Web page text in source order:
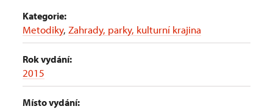
Kategorie:
Metodiky, Zahrady, parky, kulturní krajina
Rok vydání:
2015
Místo vydání: